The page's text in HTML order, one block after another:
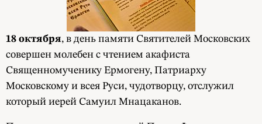
18 октября, в день памяти Святителей Московских
совершен молебен с чтением акафиста
Священномученику Ермогену, Патриарху
Московскому и всея Руси, чудотворцу, отслужил
который иерей Самуил Мнацаканов.